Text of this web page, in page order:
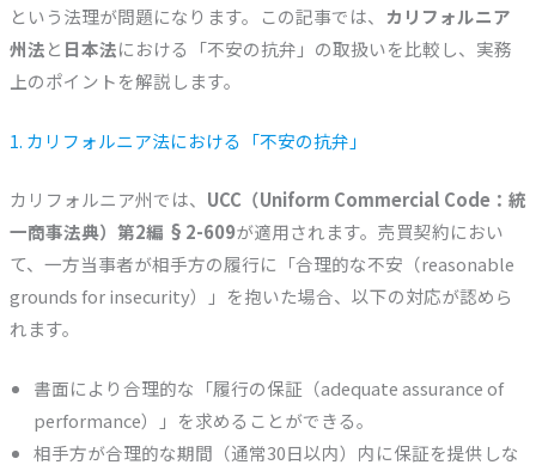
という法理が問題になります。この記事では、
カリフォルニア
州法と 日本法における「不安の抗弁」の取扱いを比較し、実務
上のポイントを解説します。
1. カリフォルニア法における「不安の抗弁」
カリフォルニア州では、 UCC（Uniform Commercial Code：統
一商事法典）第2編 §2-609が適用されます。売買契約におい
て、一方当事者が相手方の履行に「合理的な不安（reasonable
grounds for insecurity）」を抱いた場合、以下の対応が認めら
れます。
書面により合理的な「履行の保証（adequate assurance of
performance）」を求めることができる。
相手方が合理的な期間（通常30日以内）内に保証を提供しな